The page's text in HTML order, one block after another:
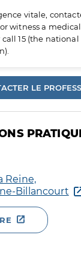
vitale,
witness a
15 (the
LE
Reine,
Billancourt